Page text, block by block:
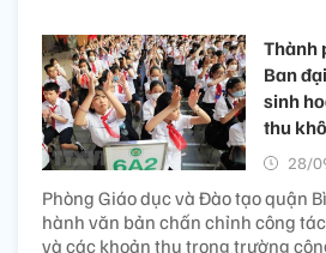
Thành
Ban
sinh
thu
28/
Phòng Giáo dục và Đào tạo quận
hành văn bản chấn chỉnh công
và các khoản thu trong trường